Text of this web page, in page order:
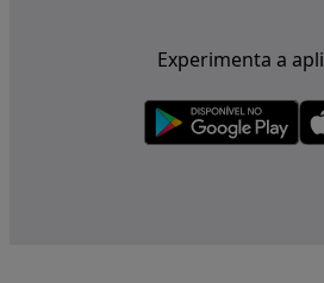
Experimenta a